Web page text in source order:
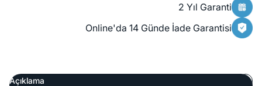
2 Yıl Garanti
Online'da 14 Günde İade Garantisi
Açıklama